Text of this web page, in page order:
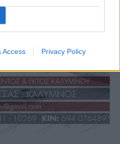
Access Privacy Policy